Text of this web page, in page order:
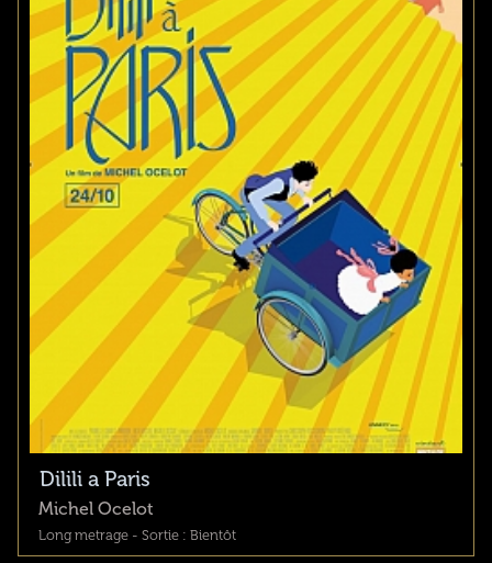
Dilili a Paris
Michel Ocelot
Long metrage - Sortie : Bientôt